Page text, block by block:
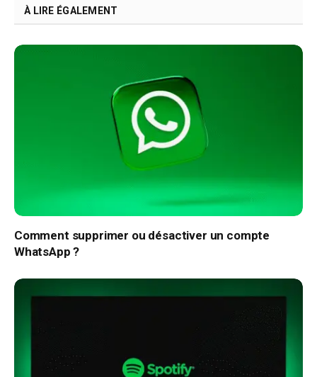
À LIRE ÉGALEMENT
Comment supprimer ou désactiver un compte
WhatsApp ?